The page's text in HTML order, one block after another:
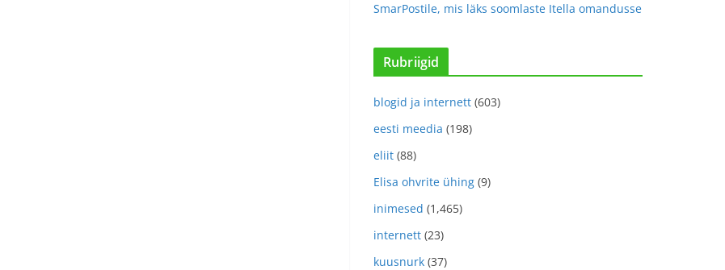
SmarPostile, mis läks soomlaste Itella omandusse
Rubriigid
blogid ja internett (603)
eesti meedia (198)
eliit (88)
Elisa ohvrite ühing (9)
inimesed (1,465)
internett (23)
kuusnurk (37)